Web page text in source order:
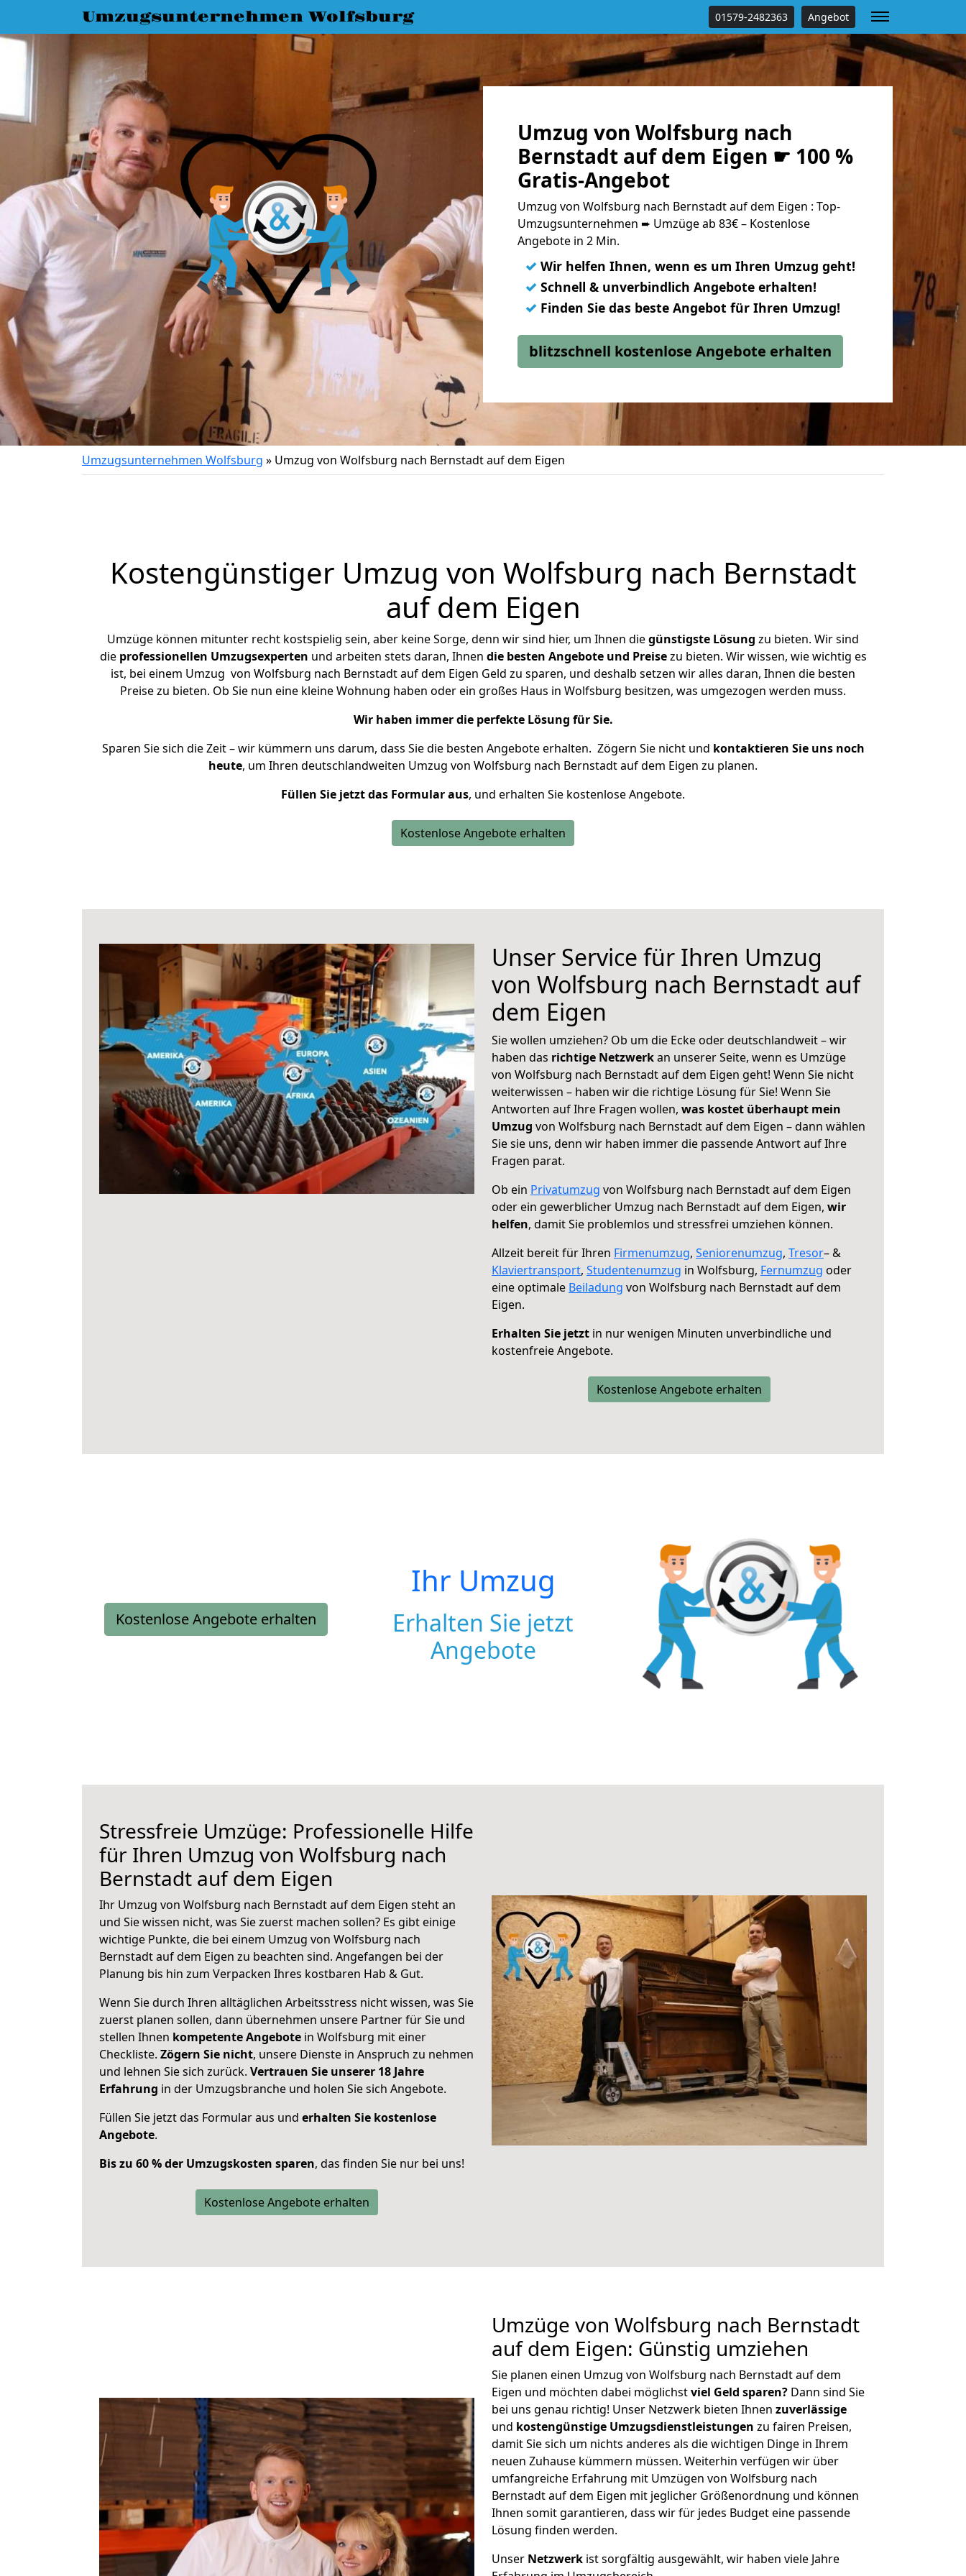
Umzugsunternehmen Wolfsburg 01579-2482363 Angebot
Umzug von Wolfsburg nach
Bernstadt auf dem Eigen ☛ 100 %
Gratis-Angebot
Umzug von Wolfsburg nach Bernstadt auf dem Eigen : Top-
Umzugsunternehmen ➨ Umzüge ab 83€ – Kostenlose
Angebote in 2 Min.
✓ Wir helfen Ihnen, wenn es um Ihren Umzug geht!
✓ Schnell & unverbindlich Angebote erhalten!
✓ Finden Sie das beste Angebot für Ihren Umzug!
blitzschnell kostenlose Angebote erhalten
Umzugsunternehmen Wolfsburg » Umzug von Wolfsburg nach Bernstadt auf dem Eigen
Kostengünstiger Umzug von Wolfsburg nach Bernstadt
auf dem Eigen
Umzüge können mitunter recht kostspielig sein, aber keine Sorge, denn wir sind hier, um Ihnen diegünstigste Lösung zu bieten. Wir sind
die professionellen Umzugsexperten und arbeiten stets daran, Ihnen die besten Angebote und Preisezu bieten. Wir wissen, wie wichtig es
ist, bei einem Umzug von Wolfsburg nach Bernstadt auf dem Eigen Geld zu sparen, und deshalb setzen wir alles daran, Ihnen die besten
Preise zu bieten. Ob Sie nun eine kleine Wohnung haben oder ein großes Haus in Wolfsburg besitzen, was umgezogen werden muss.
Wir haben immer die perfekte Lösung für Sie.
Sparen Sie sich die Zeit – wir kümmern uns darum, dass Sie die besten Angebote erhalten. Zögern Sie nicht und kontaktieren Sie uns noch
heute, um Ihren deutschlandweiten Umzug von Wolfsburg nach Bernstadt auf dem Eigen zu planen.
Füllen Sie jetzt das Formular aus, und erhalten Sie kostenlose Angebote.
Kostenlose Angebote erhalten
Unser Service für Ihren Umzug
von Wolfsburg nach Bernstadt auf
dem Eigen
Sie wollen umziehen? Ob um die Ecke oder deutschlandweit – wir
haben das richtige Netzwerkan unserer Seite, wenn es Umzüge
von Wolfsburg nach Bernstadt auf dem Eigen geht! Wenn Sie nicht
weiterwissen – haben wir die richtige Lösung für Sie! Wenn Sie
Antworten auf Ihre Fragen wollen, was kostet überhaupt mein
Umzug von Wolfsburg nach Bernstadt auf dem Eigen – dann wählen
Sie sie uns, denn wir haben immer die passende Antwort auf Ihre
Fragen parat.
Ob ein Privatumzug von Wolfsburg nach Bernstadt auf dem Eigen
oder ein gewerblicher Umzug nach Bernstadt auf dem Eigen, wir
helfen, damit Sie problemlos und stressfrei umziehen können.
Allzeit bereit für Ihren Firmenumzug, Seniorenumzug, Tresor– &
Klaviertransport, Studentenumzug in Wolfsburg, Fernumzug oder
eine optimale Beiladung von Wolfsburg nach Bernstadt auf dem
Eigen.
Erhalten Sie jetzt in nur wenigen Minuten unverbindliche und
kostenfreie Angebote.
Kostenlose Angebote erhalten
Kostenlose Angebote erhalten
Ihr Umzug
Erhalten Sie jetzt
Angebote
Stressfreie Umzüge: Professionelle Hilfe
für Ihren Umzug von Wolfsburg nach
Bernstadt auf dem Eigen
Ihr Umzug von Wolfsburg nach Bernstadt auf dem Eigen steht an
und Sie wissen nicht, was Sie zuerst machen sollen? Es gibt einige
wichtige Punkte, die bei einem Umzug von Wolfsburg nach
Bernstadt auf dem Eigen zu beachten sind. Angefangen bei der
Planung bis hin zum Verpacken Ihres kostbaren Hab & Gut.
Wenn Sie durch Ihren alltäglichen Arbeitsstress nicht wissen, was Sie
zuerst planen sollen, dann übernehmen unsere Partner für Sie und
stellen Ihnen kompetente Angebote in Wolfsburg mit einer
Checkliste. Zögern Sie nicht, unsere Dienste in Anspruch zu nehmen
und lehnen Sie sich zurück. Vertrauen Sie unserer 18 Jahre
Erfahrung in der Umzugsbranche und holen Sie sich Angebote.
Füllen Sie jetzt das Formular aus und erhalten Sie kostenlose
Angebote.
Bis zu 60 % der Umzugskosten sparen, das finden Sie nur bei uns!
Kostenlose Angebote erhalten
Umzüge von Wolfsburg nach Bernstadt
auf dem Eigen: Günstig umziehen
Sie planen einen Umzug von Wolfsburg nach Bernstadt auf dem
Eigen und möchten dabei möglichstviel Geld sparen? Dann sind Sie
bei uns genau richtig! Unser Netzwerk bieten Ihnen zuverlässige
und kostengünstige Umzugsdienstleistungen zu fairen Preisen,
damit Sie sich um nichts anderes als die wichtigen Dinge in Ihrem
neuen Zuhause kümmern müssen. Weiterhin verfügen wir über
umfangreiche Erfahrung mit Umzügen von Wolfsburg nach
Bernstadt auf dem Eigen mit jeglicher Größenordnung und können
Ihnen somit garantieren, dass wir für jedes Budget eine passende
Lösung finden werden.
Unser Netzwerk ist sorgfältig ausgewählt, wir haben viele Jahre